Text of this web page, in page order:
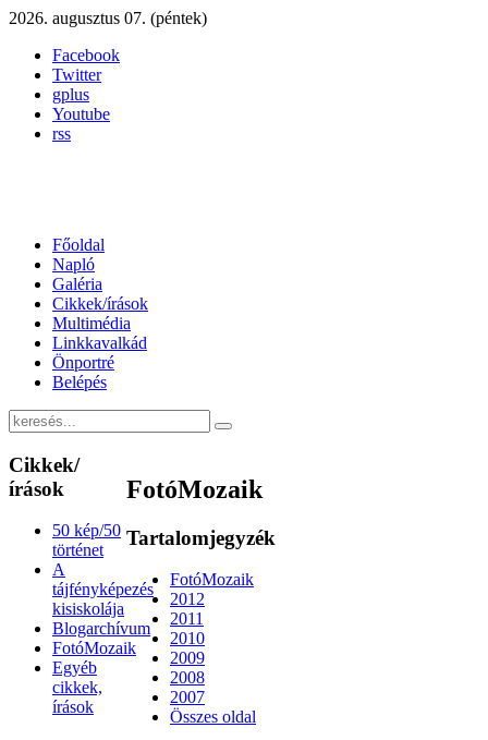
2026. augusztus 07. (péntek)
Facebook
Twitter
gplus
Youtube
rss
Főoldal
Napló
Galéria
Cikkek/írások
Multimédia
Linkkavalkád
Önportré
Belépés
FotóMozaik
Tartalomjegyzék
FotóMozaik
2012
2011
2010
2009
2008
2007
Összes oldal
Cikkek/
írások
50 kép/50
történet
A
tájfényképezés
kisiskolája
Blogarchívum
FotóMozaik
Egyéb
cikkek,
írások